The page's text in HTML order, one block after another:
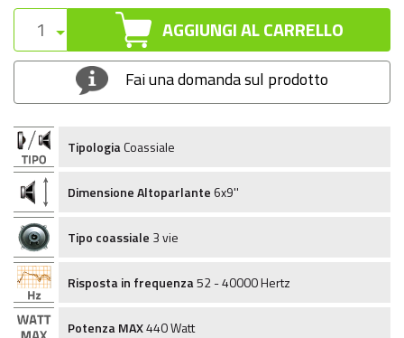
AGGIUNGI AL CARRELLO
Fai una domanda sul prodotto
TipologiaCoassiale
Dimensione Altoparlante 6x9''
Tipo coassiale 3 vie
Risposta in frequenza52 - 40000 Hertz
Potenza MAX440 Watt